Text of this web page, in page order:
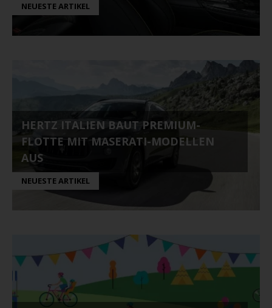
NEUESTE ARTIKEL
HERTZ ITALIEN BAUT PREMIUM-
FLOTTE MIT MASERATI-MODELLEN
AUS
NEUESTE ARTIKEL